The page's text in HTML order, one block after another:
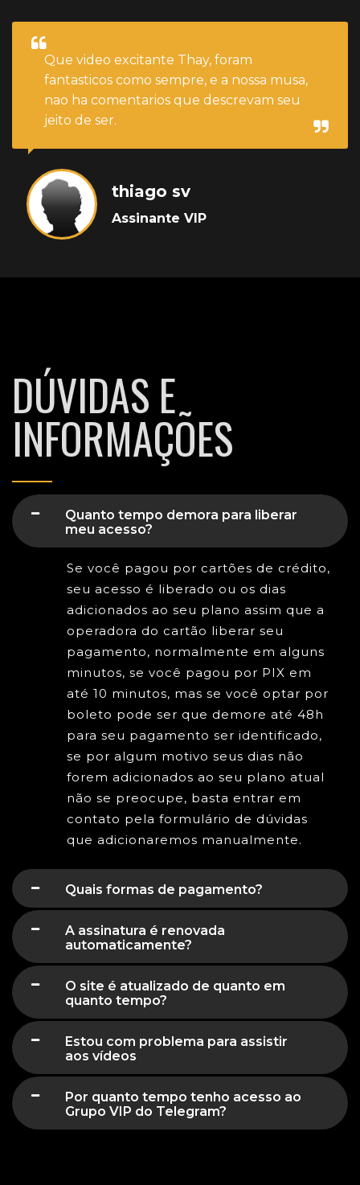
Que video excitante Thay, foram
fantasticos como sempre, e a nossa musa,
nao ha comentarios que descrevam seu
jeito de ser.
thiago sv
Assinante VIP
DÚVIDAS E
INFORMAÇÕES
Quanto tempo demora para liberar
meu acesso?
Se você pagou por cartões de crédito,
seu acesso é liberado ou os dias
adicionados ao seu plano assim que a
operadora do cartão liberar seu
pagamento, normalmente em alguns
minutos, se você pagou por PIX em
até 10 minutos, mas se você optar por
boleto pode ser que demore até 48h
para seu pagamento ser identificado,
se por algum motivo seus dias não
forem adicionados ao seu plano atual
não se preocupe, basta entrar em
contato pela formulário de dúvidas
que adicionaremos manualmente.
Quais formas de pagamento?
A assinatura é renovada
automaticamente?
O site é atualizado de quanto em
quanto tempo?
Estou com problema para assistir
aos vídeos
Por quanto tempo tenho acesso ao
Grupo VIP do Telegram?